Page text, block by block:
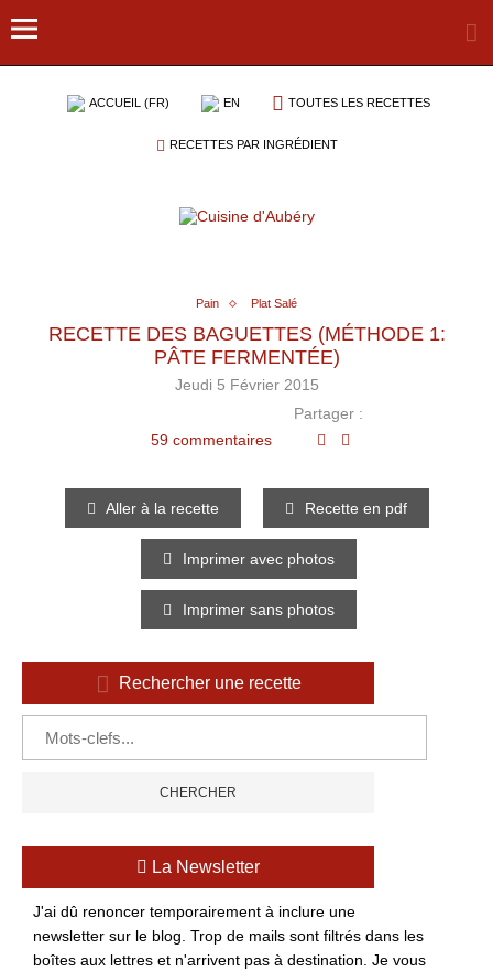
ACCUEIL (FR) EN TOUTES LES RECETTES
RECETTES PAR INGRÉDIENT
Pain Plat Salé
RECETTE DES BAGUETTES (MÉTHODE 1:
PÂTE FERMENTÉE)
Jeudi 5 Février 2015
59 commentaires
Partager :
Aller à la recette Recette en pdf
Imprimer avec photos
Imprimer sans photos
Rechercher une recette
La Newsletter
J'ai dû renoncer temporairement à inclure une
newsletter sur le blog. Trop de mails sont filtrés dans les
boîtes aux lettres et n'arrivent pas à destination. Je vous